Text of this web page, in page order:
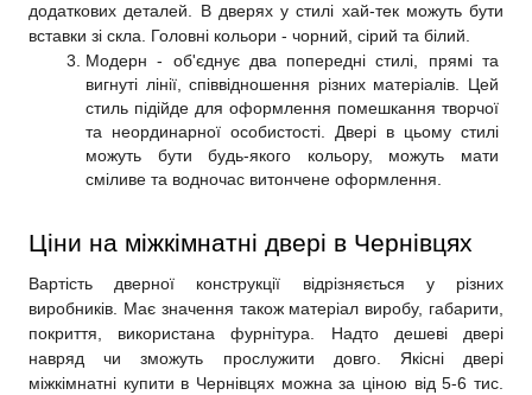
додаткових деталей. В дверях у стилі хай-тек можуть бути
вставки зі скла. Головні кольори - чорний, сірий та білий.
Модерн - об'єднує два попередні стилі, прямі та
вигнуті лінії, співвідношення різних матеріалів. Цей
стиль підійде для оформлення помешкання творчої
та неординарної особистості. Двері в цьому стилі
можуть бути будь-якого кольору, можуть мати
сміливе та водночас витончене оформлення.
Ціни на міжкімнатні двері в Чернівцях
Вартість дверної конструкції відрізняється у різних
виробників. Має значення також матеріал виробу, габарити,
покриття, використана фурнітура. Надто дешеві двері
навряд чи зможуть прослужити довго. Якісні двері
міжкімнатні купити в Чернівцях можна за ціною від 5-6 тис.